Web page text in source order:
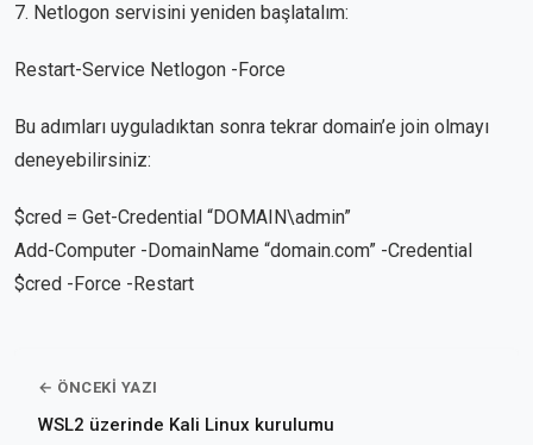
7. Netlogon servisini yeniden başlatalım:
Restart-Service Netlogon -Force
Bu adımları uyguladıktan sonra tekrar domain’e join olmayı
deneyebilirsiniz:
$cred = Get-Credential “DOMAIN\admin”
Add-Computer -DomainName “domain.com” -Credential
$cred -Force -Restart
← ÖNCEKI YAZI
WSL2 üzerinde Kali Linux kurulumu